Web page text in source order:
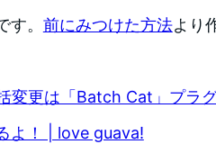
。 前にみつけた方法より
変更は「Batch Cat」プラ
よ！ | love guava!